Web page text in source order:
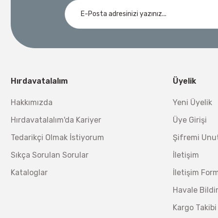
Ücretsiz Nakliye
3.000,00 TL
Demiriz Kaynak
Demiriz DCP-3 Bakır Boru Kaynak Makinesi 3 kVA
Nora
Hırdavatalalım
Hakkımızda
Hırdavatalalım'da Kariyer
Tedarikçi Olmak İstiyorum
Sıkça Sorulan Sorular
Kataloglar
Üyelik
Yeni Üyelik
Üye Girişi
Şifremi
İletişim
İletişim
Havale
Kargo Takibi